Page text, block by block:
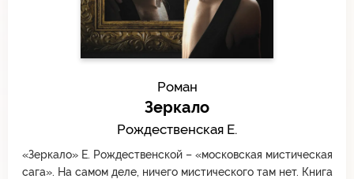
Роман
Зеркало
Рождественская Е.
«Зеркало» Е. Рождественской – «московская мистическая
сага». На самом деле, ничего мистического там нет. Книга